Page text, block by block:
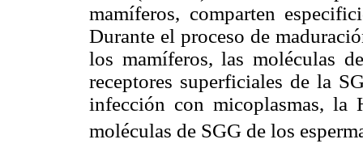
mamíferos, comparten
Durante el proceso de
los mamíferos, las moléculas
receptores superficiales de la
infección con micoplasmas, la
moléculas de SGG de los